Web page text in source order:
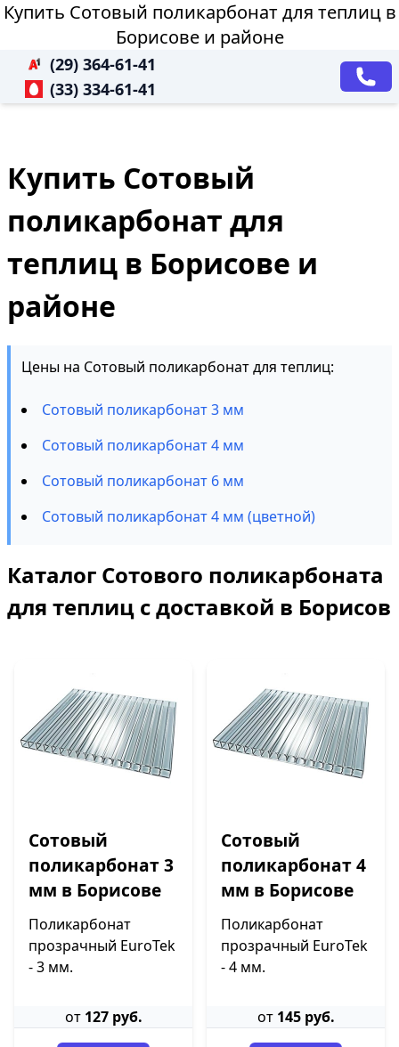
Купить Сотовый поликарбонат для теплиц в
Борисове и районе
(29) 364-61-41
(33) 334-61-41
Купить Сотовый
поликарбонат для
теплиц в Борисове и
районе
Цены на Сотовый поликарбонат для теплиц:
Сотовый поликарбонат 3 мм
Сотовый поликарбонат 4 мм
Сотовый поликарбонат 6 мм
Сотовый поликарбонат 4 мм (цветной)
Каталог Сотового поликарбоната
для теплиц с доставкой в Борисов
Сотовый
поликарбонат 3
мм в Борисове
Поликарбонат
прозрачный EuroTek
- 3 мм.
от 127 руб.
Сотовый
поликарбонат 4
мм в Борисове
Поликарбонат
прозрачный EuroTek
- 4 мм.
от 145 руб.